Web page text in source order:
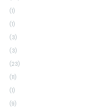
(1)
(1)
(3)
(3)
(23)
(11)
(1)
(9)